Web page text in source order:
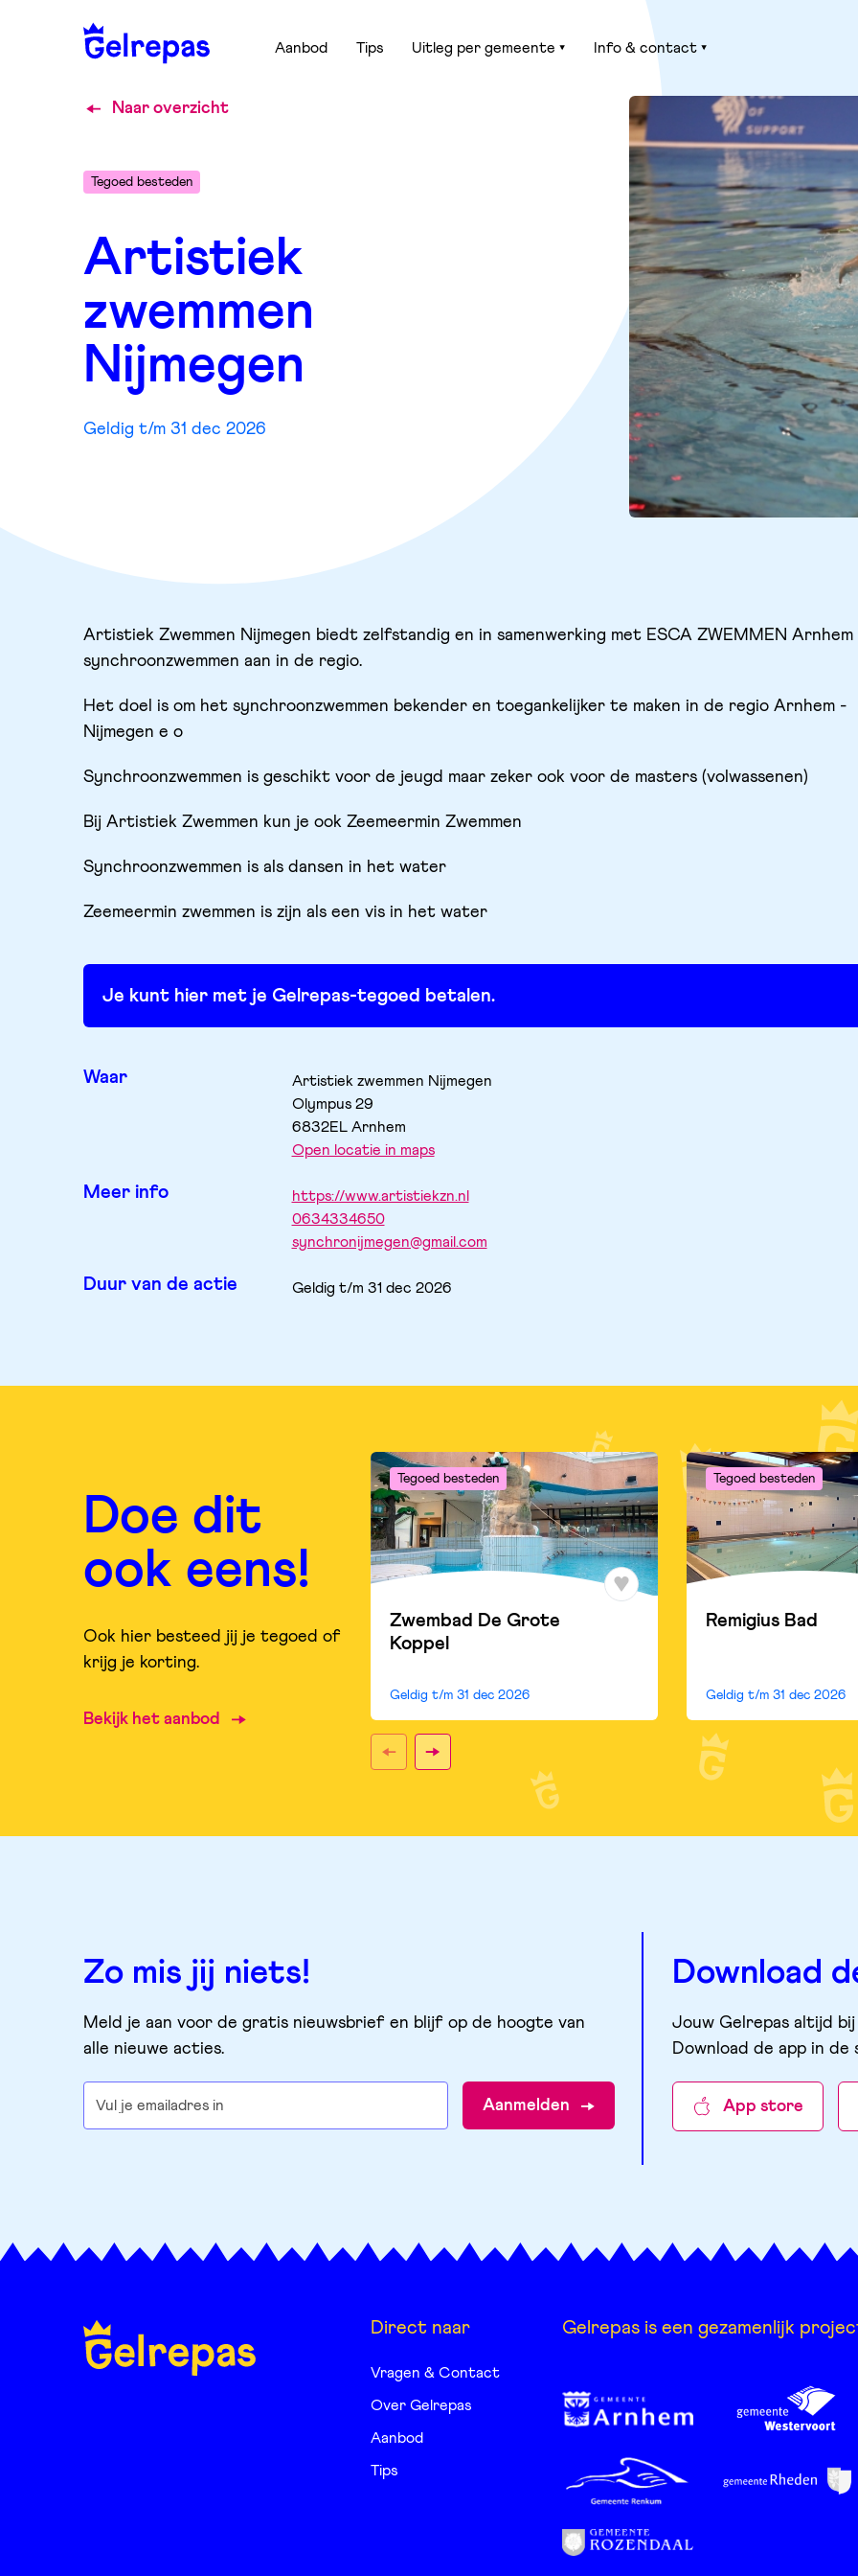
Aanbod Tips Uitleg per gemeente Info & contact
Naar overzicht
Tegoed besteden
Artistiek
zwemmen
Nijmegen
Geldig t/m 31 dec 2026
Artistiek Zwemmen Nijmegen biedt zelfstandig en in samenwerking met ESCA ZWEMMEN
synchroonzwemmen aan in de regio.
Het doel is om het synchroonzwemmen bekender en toegankelijker te maken in de regio Arnhem -
Nijmegen e o
Synchroonzwemmen is geschikt voor de jeugd maar zeker ook voor de masters (volwassenen)
Bij Artistiek Zwemmen kun je ook Zeemeermin Zwemmen
Synchroonzwemmen is als dansen in het water
Zeemeermin zwemmen is zijn als een vis in het water
Je kunt hier met je Gelrepas-tegoed betalen.
Waar
Artistiek zwemmen Nijmegen
Olympus 29
6832EL Arnhem
Open locatie in maps
Meer info
https://www.artistiekzn.nl
0634334650
synchronijmegen@gmail.com
Duur van de actie Geldig t/m 31 dec 2026
Doe dit
ook eens!
Ook hier besteed jij je tegoed of
krijg je korting.
Bekijk het aanbod
Tegoed besteden
Zwembad De Grote
Koppel
Geldig t/m 31 dec 2026
Tegoed besteden
Remigius Bad
Geldig t/m 31 dec 2026
Zo mis jij niets!
Meld je aan voor de gratis nieuwsbrief en blijf op de hoogte van
alle nieuwe acties.
Aanmelden
Download
Jouw Gelrepas altijd bij
Download de app in de
App store
Direct naar
Vragen & Contact
Over Gelrepas
Aanbod
Tips
Gelrepas is een gezamenlijk